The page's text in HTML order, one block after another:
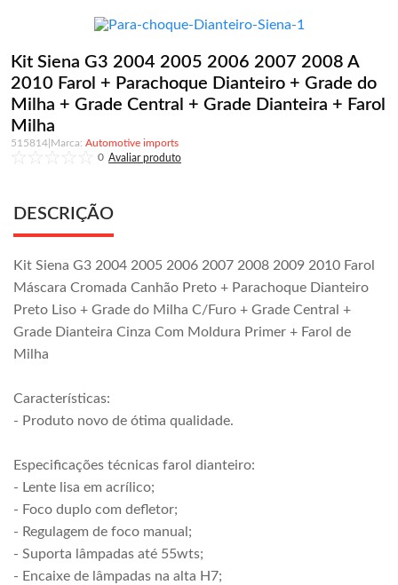
Kit Siena G3 2004 2005 2006 2007 2008 A
2010 Farol + Parachoque Dianteiro + Grade do
Milha + Grade Central + Grade Dianteira + Farol
Milha
515814
Automotive imports
0
DESCRIÇÃO
Kit Siena G3 2004 2005 2006 2007 2008 2009 2010 Farol
Máscara Cromada Canhão Preto + Parachoque Dianteiro
Preto Liso + Grade do Milha C/Furo + Grade Central +
Grade Dianteira Cinza Com Moldura Primer + Farol de
Milha
Características:
- Produto novo de ótima qualidade.
Especificações técnicas farol dianteiro:
- Lente lisa em acrílico;
- Foco duplo com defletor;
- Regulagem de foco manual;
- Suporta lâmpadas até 55wts;
- Encaixe de lâmpadas na alta H7;